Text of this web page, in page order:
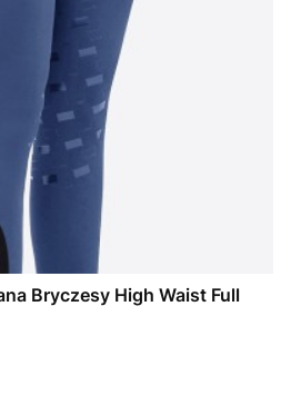
Bryczesy High Waist Full